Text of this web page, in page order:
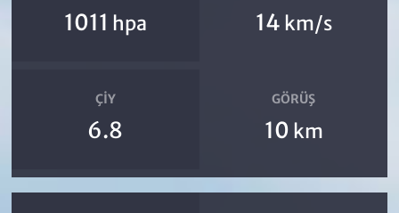
1011 hpa 14 km/s
ÇIY
6.8
GÖRÜŞ
10 km